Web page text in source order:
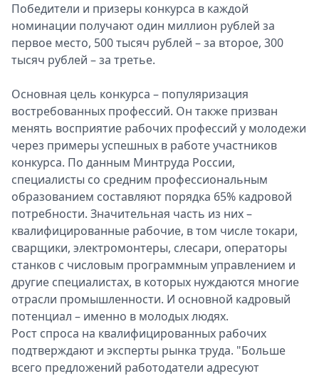
Победители и призеры конкурса в каждой
номинации получают один миллион рублей за
первое место, 500 тысяч рублей – за второе, 300
тысяч рублей – за третье.
Основная цель конкурса – популяризация
востребованных профессий. Он также призван
менять восприятие рабочих профессий у молодежи
через примеры успешных в работе участников
конкурса. По данным Минтруда России,
специалисты со средним профессиональным
образованием составляют порядка 65% кадровой
потребности. Значительная часть из них –
квалифицированные рабочие, в том числе токари,
сварщики, электромонтеры, слесари, операторы
станков с числовым программным управлением и
другие специалистах, в которых нуждаются многие
отрасли промышленности. И основной кадровый
потенциал – именно в молодых людях.
Рост спроса на квалифицированных рабочих
подтверждают и эксперты рынка труда. "Больше
всего предложений работодатели адресуют